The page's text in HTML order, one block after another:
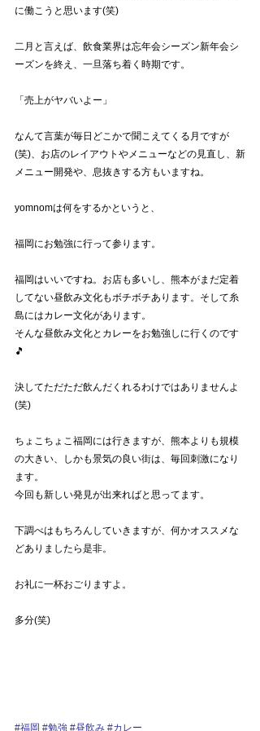
に働こうと思います(笑)
二月と言えば、飲食業界は忘年会シーズン新年会シ
ーズンを終え、一旦落ち着く時期です。
「売上がヤバいよー」
なんて言葉が毎日どこかで聞こえてくる月ですが
(笑)、お店のレイアウトやメニューなどの見直し、新
メニュー開発や、息抜きする方もいますね。
yomnomは何をするかというと、
福岡にお勉強に行って参ります。
福岡はいいですね。お店も多いし、熊本がまだ定着
してない昼飲み文化もボチボチあります。そして糸
島にはカレー文化があります。
そんな昼飲み文化とカレーをお勉強しに行くのです
🎵
決してただただ飲んだくれるわけではありませんよ
(笑)
ちょこちょこ福岡には行きますが、熊本よりも規模
の大きい、しかも景気の良い街は、毎回刺激になり
ます。
今回も新しい発見が出来ればと思ってます。
下調べはもちろんしていきますが、何かオススメな
どありましたら是非。
お礼に一杯おごりますよ。
多分(笑)
#福岡 #勉強 #昼飲み #カレー